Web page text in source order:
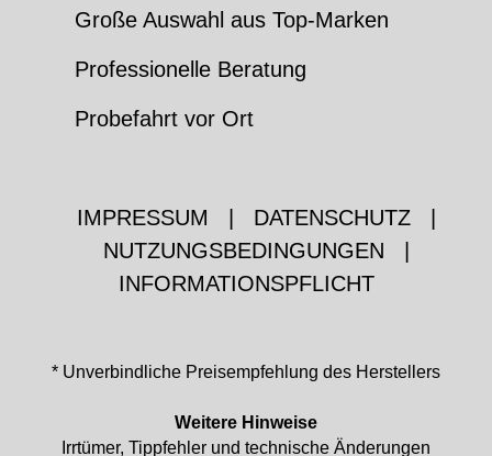
Große Auswahl aus Top-Marken
Professionelle Beratung
Probefahrt vor Ort
IMPRESSUM DATENSCHUTZ
NUTZUNGSBEDINGUNGEN
INFORMATIONSPFLICHT
* Unverbindliche Preisempfehlung des Herstellers
Weitere Hinweise
Irrtümer, Tippfehler und technische Änderungen